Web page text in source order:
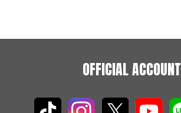
OFFICIAL ACCOUNT